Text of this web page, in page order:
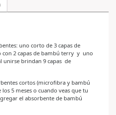
uno corto de 3 capas de
2 capas de bambú terry y uno
unirse brindan 9 capas de
cortos (microfibra y bambú
5 meses o cuando veas que tu
el absorbente de bambú